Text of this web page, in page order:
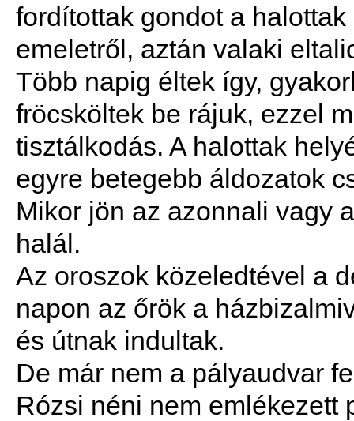
fordítottak gondot a
emeletről, aztán valaki
Több napig éltek így,
fröcsköltek be rájuk, ezzel
tisztálkodás. A halottak
egyre betegebb áldozatok
Mikor jön az azonnali vagy
halál.
Az oroszok közeledtével a
napon az őrök a
és útnak indultak.
De már nem a pályaudvar
Rózsi néni nem emlékezett